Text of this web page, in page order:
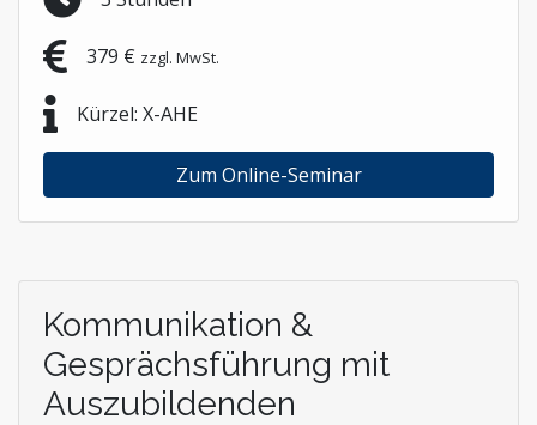
379 € zzgl. MwSt.
Kürzel: X-AHE
Zum Online-Seminar
Kommunikation &
Gesprächsführung mit
Auszubildenden